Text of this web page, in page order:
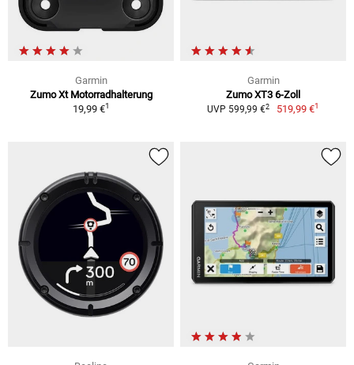
Garmin
Zumo Xt Motorradhalterung
19,99 €1
Garmin
Zumo XT3 6-Zoll
UVP 599,99 €2 519,99 €1